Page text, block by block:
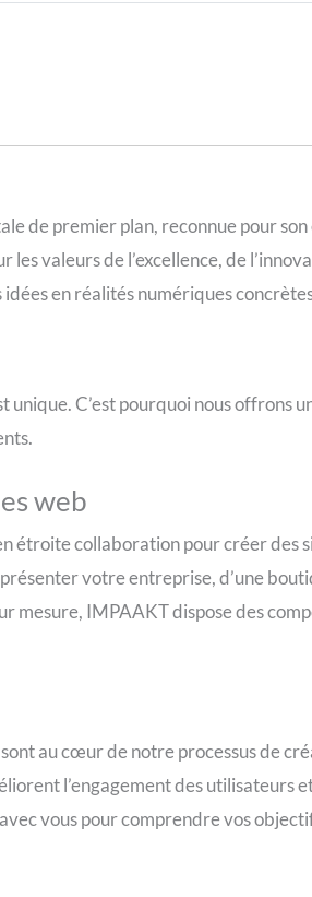
de premier plan, reconnue pour
valeurs de l’excellence, de
en réalités numériques
C’est pourquoi nous offrons
web
étroite collaboration pour créer des
votre entreprise, d’une
mesure, IMPAAKT dispose des
au cœur de notre processus de
l’engagement des utilisateurs
vous pour comprendre vos